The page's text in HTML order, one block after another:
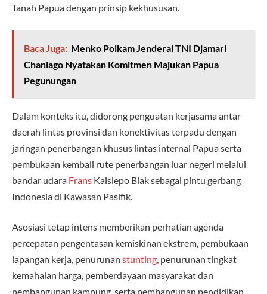
Tanah Papua dengan prinsip kekhususan.
Baca Juga: Menko Polkam Jenderal TNI Djamari
Chaniago Nyatakan Komitmen Majukan Papua
Pegunungan
Dalam konteks itu, didorong penguatan kerjasama antar
daerah lintas provinsi dan konektivitas terpadu dengan
jaringan penerbangan khusus lintas internal Papua serta
pembukaan kembali rute penerbangan luar negeri melalui
bandar udara Frans Kaisiepo Biak sebagai pintu gerbang
Indonesia di Kawasan Pasifik.
Asosiasi tetap intens memberikan perhatian agenda
percepatan pengentasan kemiskinan ekstrem, pembukaan
lapangan kerja, penurunan stunting, penurunan tingkat
kemahalan harga, pemberdayaan masyarakat dan
pembangunan kampung, serta pembangunan pendidikan